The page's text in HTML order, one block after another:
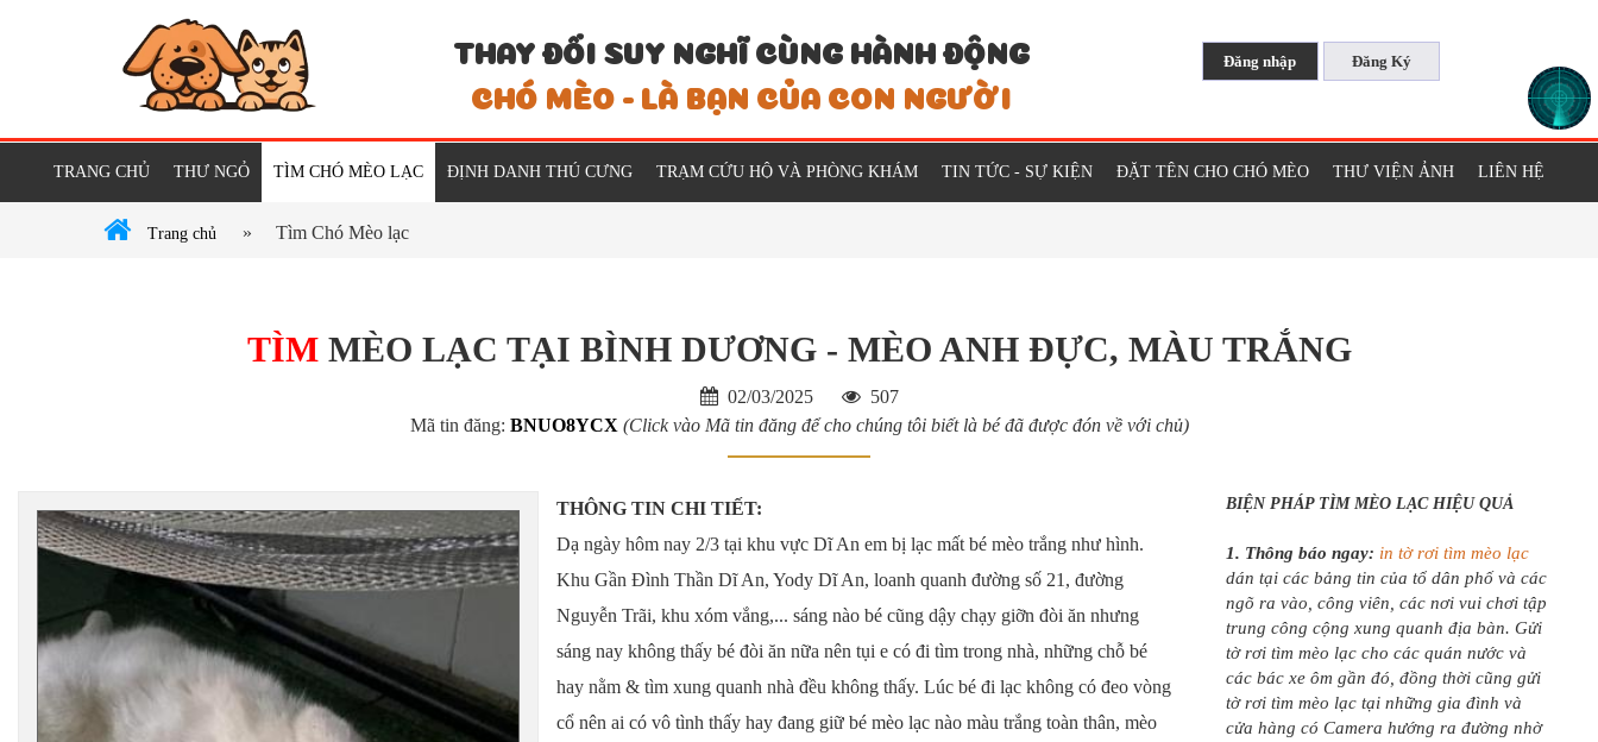
THAY ĐỔI SUY NGHĨ CÙNG HÀNH ĐỘNG
CHÓ MÈO - LÀ BẠN CỦA CON NGƯỜI
TRANG CHỦ THƯ NGỎ TÌM CHÓ MÈO LẠC ĐỊNH DANH THÚ CƯNG TRẠM CỨU HỘ VÀ PHÒNG KHÁM TIN TỨC - SỰ KIỆN ĐẶT TÊN CHO CHÓ MÈO THƯ VIỆN ẢNH LIÊN HỆ
Trang chủ » Tìm Chó Mèo lạc
TÌM MÈO LẠC TẠI BÌNH DƯƠNG - MÈO ANH ĐỰC, MÀU TRẮNG
02/03/2025
507
Mã tin đăng: BNUO8YCX (Click vào Mã tin đăng để cho chúng tôi biết là bé đã được đón về với chủ)
THÔNG TIN CHI TIẾT:
Dạ ngày hôm nay 2/3 tại khu vực Dĩ An em bị lạc mất bé mèo trắng như hình.
Khu Gần Đình Thần Dĩ An, Yody Dĩ An, loanh quanh đường số 21, đường
Nguyễn Trãi, khu xóm vắng,... sáng nào bé cũng dậy chạy giỡn đòi ăn nhưng
sáng nay không thấy bé đòi ăn nữa nên tụi e có đi tìm trong nhà, những chỗ bé
hay nằm & tìm xung quanh nhà đều không thấy. Lúc bé đi lạc không có đeo vòng
cổ nên ai có vô tình thấy hay đang giữ bé mèo lạc nào màu trắng toàn thân, mèo
BIỆN PHÁP TÌM MÈO LẠC HIỆU QUẢ
1. Thông báo ngay: in tờ rơi tìm mèo lạc
dán tại các bảng tin của tổ dân phố và các
ngõ ra vào, công viên, các nơi vui chơi tập
trung công cộng xung quanh địa bàn. Gửi
tờ rơi tìm mèo lạc cho các quán nước và
các bác xe ôm gần đó, đồng thời cũng gửi
tờ rơi tìm mèo lạc tại những gia đình và
cửa hàng có Camera hướng ra đường nhờ